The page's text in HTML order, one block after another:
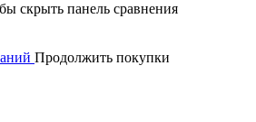
скрыть панель сравнения
Продолжить покупки